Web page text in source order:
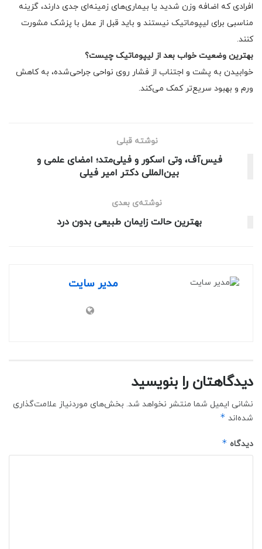
افرادی که اضافه وزن شدید یا بیماری‌های زمینه‌ای جدی دارند، گزینه
مناسبی برای لیپوماتیک نیستند و باید قبل از عمل با پزشک مشورت
کنند.
بهترین وضعیت خواب بعد از لیپوماتیک چیست؟
خوابیدن به پشت و اجتناب از فشار روی نواحی جراحی‌شده، به کاهش
ورم و بهبود سریع‌تر کمک می‌کند.
نوشته قبلی
فیس‌آف، وتی اسکور و فیلی‌متد؛ امضای علمی و
بین‌المللی دکتر امیر فیلی
نوشته‌ی بعدی
بهترین حالت زایمان طبیعی بدون درد
مدیر سایت
دیدگاهتان را بنویسید
نشانی ایمیل شما منتشر نخواهد شد. بخش‌های موردنیاز علامت‌گذاری
شده‌اند *
دیدگاه *